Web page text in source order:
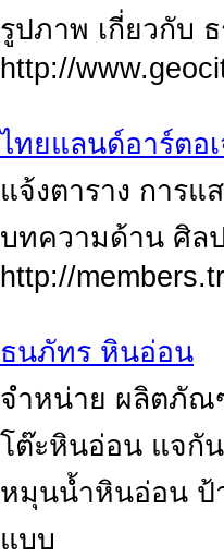
รูปภาพ เกี่ยวกับ
http://
ไทยแลนด์อาร์ตอ
แจ้งตาราง การแ
บทความด้าน ศิล
http://
ธนภัทร หินอ่อน
จำหน่าย ผลิตภัณ
โต๊ะหินอ่อน แจกั
หมุนน้ำหินอ่อน ป้
แบบ